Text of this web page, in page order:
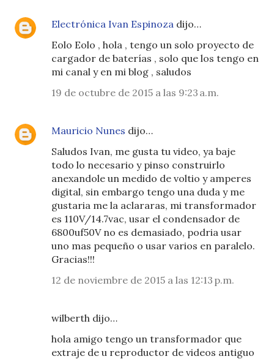
Electrónica Ivan Espinoza dijo…
Eolo Eolo , hola , tengo un solo proyecto de
cargador de baterías , solo que los tengo en
mi canal y en mi blog , saludos
19 de octubre de 2015 a las 9:23 a.m.
Mauricio Nunes dijo…
Saludos Ivan, me gusta tu video, ya baje
todo lo necesario y pinso construirlo
anexandole un medido de voltio y amperes
digital, sin embargo tengo una duda y me
gustaria me la aclararas, mi transformador
es 110V/14.7vac, usar el condensador de
6800uf50V no es demasiado, podria usar
uno mas pequeño o usar varios en paralelo.
Gracias!!!
12 de noviembre de 2015 a las 12:13 p.m.
wilberth dijo…
hola amigo tengo un transformador que
extraje de u reproductor de videos antiguo